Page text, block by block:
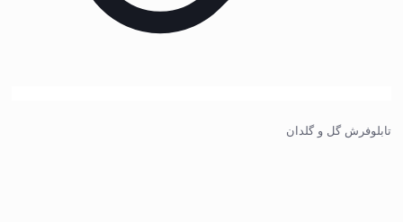
تابلوفرش گل و گلدان